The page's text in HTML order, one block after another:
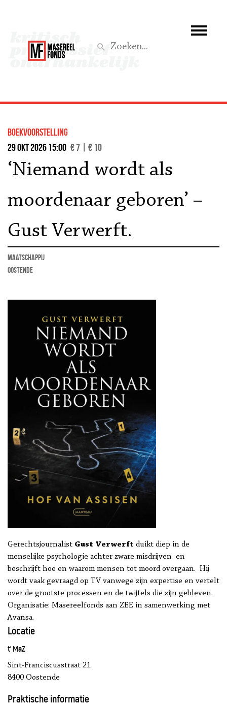
Wat we doen
Steun ons
Aktief
boekvoorstelling
29 okt 2026 15:00 € 7 | € 10
‘Niemand wordt als
moordenaar geboren’ –
Gust Verwerft.
maatschappij
Oostende
Gerechtsjournalist Gust Verwerft duikt diep in de
menselijke psychologie achter zware misdrijven en
beschrijft hoe en waarom mensen tot moord overgaan. Hij
wordt vaak gevraagd op TV vanwege zijn expertise en vertelt
over de grootste processen en de twijfels die zijn gebleven.
Organisatie: Masereelfonds aan ZEE in samenwerking met
Avansa.
Locatie
t' MaZ
Sint-Franciscusstraat 21
8400 Oostende
Praktische informatie